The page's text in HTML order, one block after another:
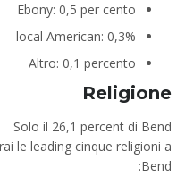
Ebony: 0,5 per cento
local American: 0,3%
Altro: 0,1 percento
Religione
Solo il 26,1 percent di Bend
le leading cinque religioni a
Bend: